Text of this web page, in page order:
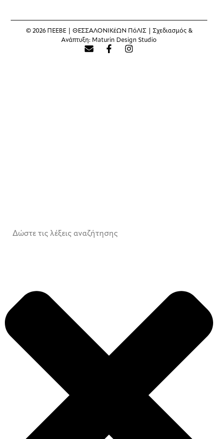
© 2026 ΠΕΕΒΕ | ΘΕΣΣΑΛΟΝΙΚέΩΝ ΠόΛΙΣ | Σχεδιασμός &
Ανάπτυξη: Maturin Design Studio